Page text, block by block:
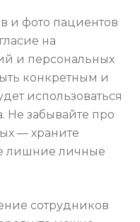
и фото пациентов
на
и персональных
конкретным и
использоваться
Не забывайте про
— храните
лишние личные
сотрудников